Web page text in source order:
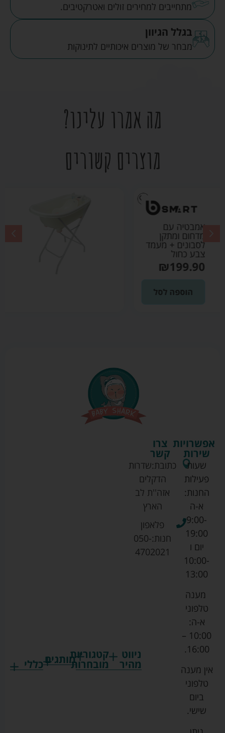
מתחייבים למחירים זולים ואטרקטיבים.
בגלל הגיוון
מבחר של מוצרים איכותיים לתינוקות
מה אמרו עלינו?
מוצרים קשורים
ניווט
מהיר
קטגוריות
מובחרותמותגים
גרקו
כללי
צרו
קשר
כתובת:שדרות
הדקלים
אזה''ת לב
הארץ
פלאפון
חנות:050-
4702021
אפשרויות
שירות
שעות
פעילות
החנות:
א-ה
9:00-
19:00
יום ו
10:00-
13:00
מענה
טלפוני
א-ה:
10:00 –
16:00.
אין מענה
טלפוני
ביום
שישי.